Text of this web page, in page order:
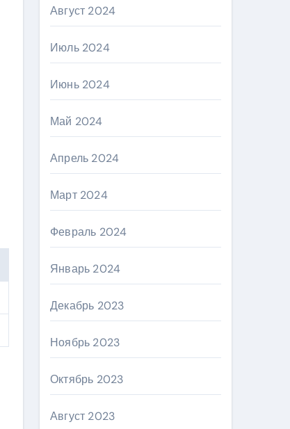
Август 2024
Июль 2024
Июнь 2024
Май 2024
Апрель 2024
Март 2024
Февраль 2024
Январь 2024
Декабрь 2023
Ноябрь 2023
Октябрь 2023
Август 2023